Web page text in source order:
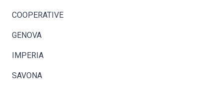
COOPERATIVE
GENOVA
IMPERIA
SAVONA